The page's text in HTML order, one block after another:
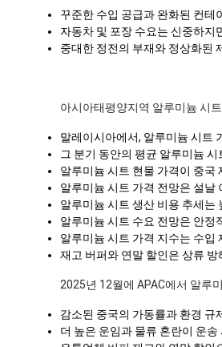
꾸준한 수입 공급과 완화된 컨테
자동차 및 포장 수요는 신중하지
중대한 정전의 부재와 정상화된
아시아태평양지역 알루미늄 시
말레이시아에서, 알루미늄 시트
그 분기 동안의 평균 알루미늄
알루미늄 시트 현물 가격이 중국
알루미늄 시트 가격 전망은 설날
알루미늄 시트 생산 비용 추세는
알루미늄 시트 수요 전망은 안정
알루미늄 시트 가격 지수는 수입
재고 버퍼와 연말 할인은 상류
2025년 12월에 APAC에서 알루
감소된 중국의 가동률과 환경 규
더 높은 운임과 물류 혼란이 운